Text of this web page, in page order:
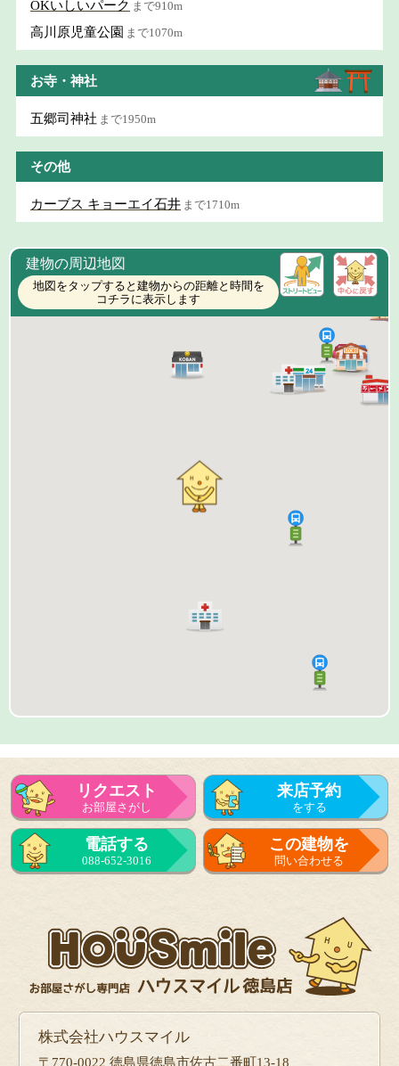
OKいしいパーク まで910m
高川原児童公園 まで1070m
お寺・神社
五郷司神社 まで1950m
その他
カーブス キョーエイ石井 まで1710m
建物の周辺地図
地図をタップすると建物からの距離と時間を
コチラに表示します
リクエスト
お部屋さがし
来店予約
をする
来店予約
をする
電話する
088-652-3016
この建物を
問い合わせる
株式会社ハウスマイル
〒770-0022 徳島県徳島市佐古二番町13-18